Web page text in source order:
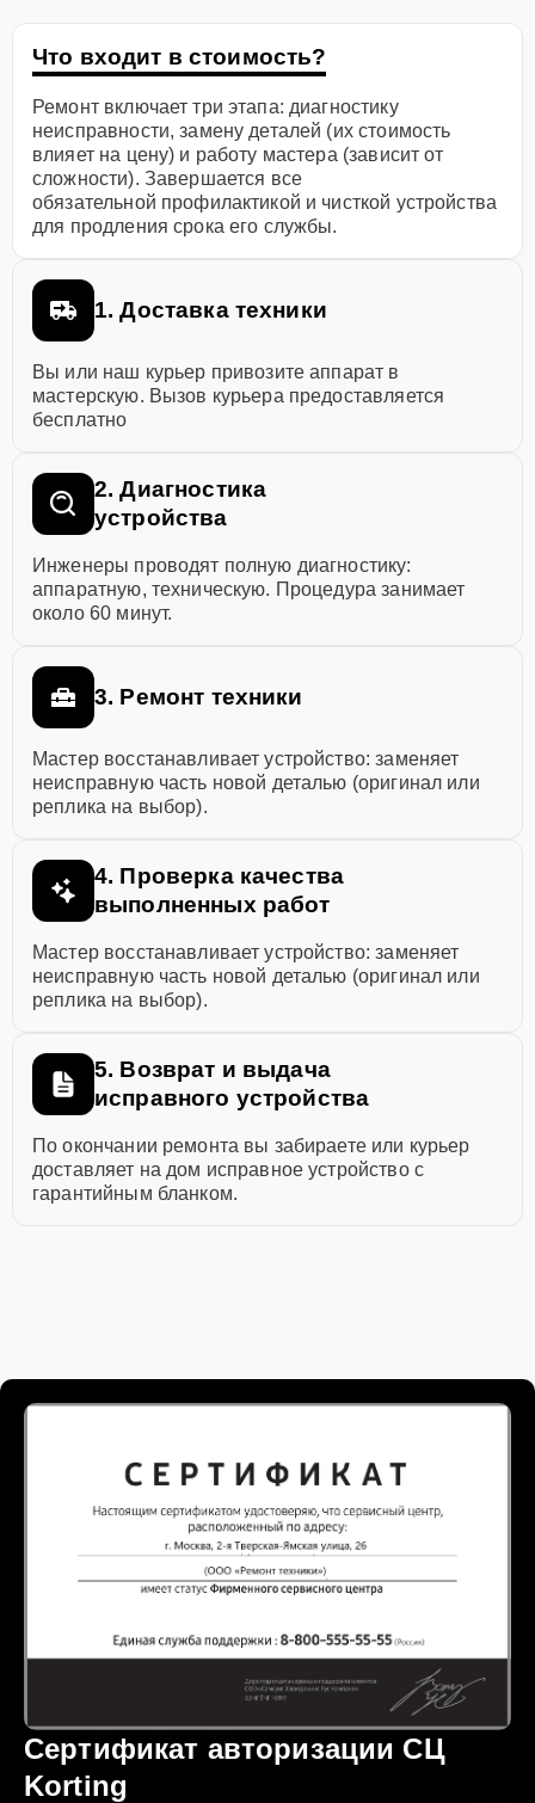
Что входит в стоимость?
Ремонт включает три этапа: диагностику
неисправности, замену деталей (их стоимость
влияет на цену) и работу мастера (зависит от
сложности). Завершается все
обязательной профилактикой и чисткой устройства
для продления срока его службы.
1. Доставка техники
Вы или наш курьер привозите аппарат в
мастерскую. Вызов курьера предоставляется
бесплатно
2. Диагностика
устройства
Инженеры проводят полную диагностику:
аппаратную, техническую. Процедура занимает
около 60 минут.
3. Ремонт техники
Мастер восстанавливает устройство: заменяет
неисправную часть новой деталью (оригинал или
реплика на выбор).
4. Проверка качества
выполненных работ
Мастер восстанавливает устройство: заменяет
неисправную часть новой деталью (оригинал или
реплика на выбор).
5. Возврат и выдача
исправного устройства
По окончании ремонта вы забираете или курьер
доставляет на дом исправное устройство с
гарантийным бланком.
Сертификат авторизации СЦ
Korting